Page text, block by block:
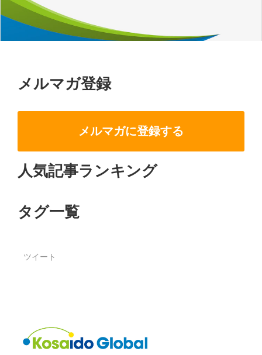
メルマガ登録
メルマガに登録する
人気記事ランキング
タグ一覧
ツイート